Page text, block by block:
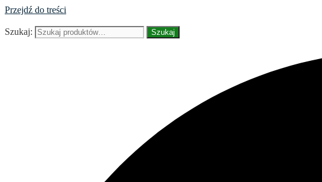
Przejdź do treści
Szukaj: Szukaj